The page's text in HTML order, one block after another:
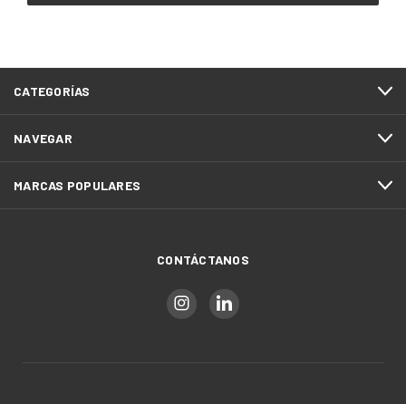
CATEGORÍAS
NAVEGAR
MARCAS POPULARES
CONTÁCTANOS